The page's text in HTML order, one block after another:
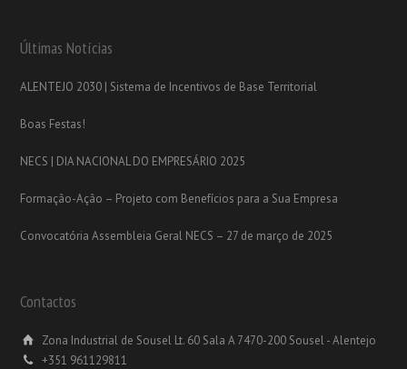
Últimas Notícias
ALENTEJO 2030 | Sistema de Incentivos de Base Territorial
Boas Festas!
NECS | DIA NACIONAL DO EMPRESÁRIO 2025
Formação-Ação – Projeto com Benefícios para a Sua Empresa
Convocatória Assembleia Geral NECS – 27 de março de 2025
Contactos
Zona Industrial de Sousel Lt. 60 Sala A 7470-200 Sousel - Alentejo
+351 961129811